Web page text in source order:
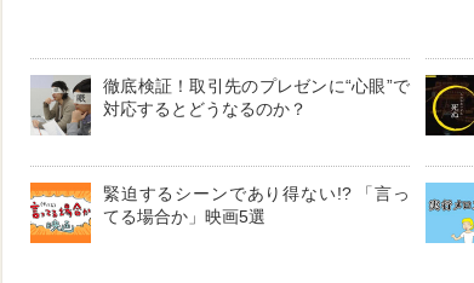
徹底検証！取引先のプレゼンに“心眼”で
対応するとどうなるのか？
緊迫するシーンであり得ない!? 「言っ
てる場合か」映画5選